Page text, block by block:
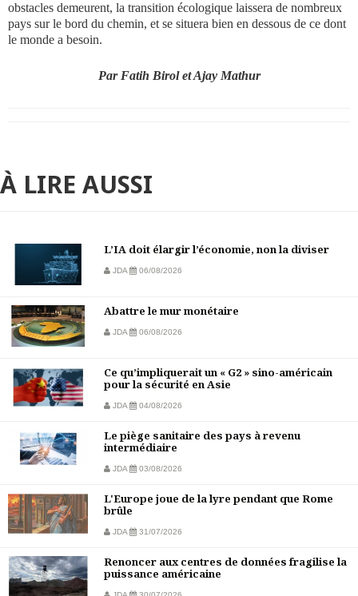
obstacles demeurent, la transition écologique laissera de nombreux
pays sur le bord du chemin, et se situera bien en dessous de ce dont
le monde a besoin.
Par Fatih Birol et Ajay Mathur
À LIRE AUSSI
L’IA doit élargir l’économie, non la diviser
JDA 06/08/2026
Abattre le mur monétaire
JDA 06/08/2026
Ce qu’impliquerait un « G2 » sino-américain
pour la sécurité en Asie
JDA 04/08/2026
Le piège sanitaire des pays à revenu
intermédiaire
JDA 03/08/2026
L'Europe joue de la lyre pendant que Rome
brûle
JDA 31/07/2026
Renoncer aux centres de données fragilise la
puissance américaine